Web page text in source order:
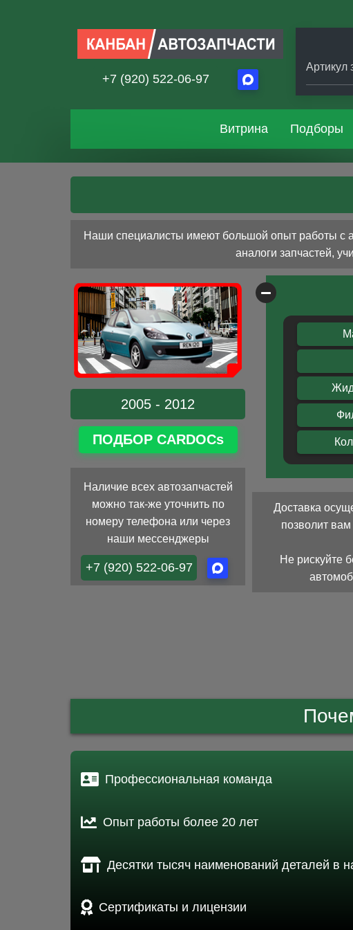
+7 (920) 522-06-97
Артикул
Витрина Подборы
Наши специалисты имеют большой опыт работы с
аналоги запчастей,
2005 - 2012
ПОДБОР CARDOCs
Наличие всех автозапчастей
можно так-же уточнить по
номеру телефона или через
наши мессенджеры
+7 (920) 522-06-97
Доставка
позволит
Не рискуйте
Профессиональная команда
Опыт работы более 20 лет
Десятки тысяч наименований деталей в
Сертификаты и лицензии